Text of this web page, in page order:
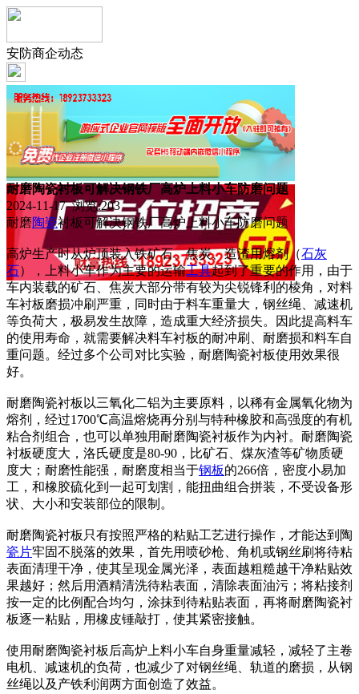
安防商企动态
耐磨陶瓷衬板可解决钢铁厂高炉上料小车防磨问题
2024-11-17 浏览:203
耐磨陶瓷衬板可解决钢铁厂高炉上料小车防磨问题
高炉生产时从炉顶装入铁矿石、焦炭、造渣用熔剂（石灰
石），上料小车作为主要的运输工具起到了重要的作用，由于
车内装载的矿石、焦炭大部分带有较为尖锐锋利的棱角，对料
车衬板磨损冲刷严重，同时由于料车重量大，钢丝绳、减速机
等负荷大，极易发生故障，造成重大经济损失。因此提高料车
的使用寿命，就需要解决料车衬板的耐冲刷、耐磨损和料车自
重问题。经过多个公司对比实验，耐磨陶瓷衬板使用效果很
好。
耐磨陶瓷衬板以三氧化二铝为主要原料，以稀有金属氧化物为
熔剂，经过1700℃高温熔烧再分别与特种橡胶和高强度的有机
粘合剂组合，也可以单独用耐磨陶瓷衬板作为内衬。耐磨陶瓷
衬板硬度大，洛氏硬度是80-90，比矿石、煤灰渣等矿物质硬
度大；耐磨性能强，耐磨度相当于钢板的266倍，密度小易加
工，和橡胶硫化到一起可划割，能扭曲组合拼装，不受设备形
状、大小和安装部位的限制。
耐磨陶瓷衬板只有按照严格的粘贴工艺进行操作，才能达到陶
瓷片牢固不脱落的效果，首先用喷砂枪、角机或钢丝刷将待粘
表面清理干净，使其呈现金属光泽，表面越粗糙越干净粘贴效
果越好；然后用酒精清洗待粘表面，清除表面油污；将粘接剂
按一定的比例配合均匀，涂抹到待粘贴表面，再将耐磨陶瓷衬
板逐一粘贴，用橡皮锤敲打，使其紧密接触。
使用耐磨陶瓷衬板后高炉上料小车自身重量减轻，减轻了主卷
电机、减速机的负荷，也减少了对钢丝绳、轨道的磨损，从钢
丝绳以及产铁利润两方面创造了效益。